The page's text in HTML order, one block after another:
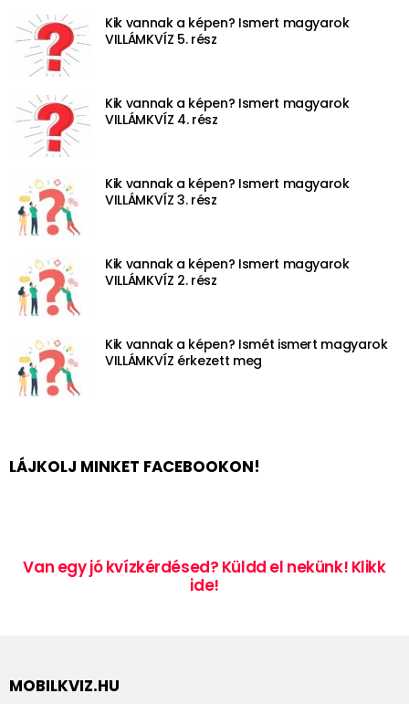
Kik vannak a képen? Ismert magyarok
VILLÁMKVÍZ 5. rész
Kik vannak a képen? Ismert magyarok
VILLÁMKVÍZ 4. rész
Kik vannak a képen? Ismert magyarok
VILLÁMKVÍZ 3. rész
Kik vannak a képen? Ismert magyarok
VILLÁMKVÍZ 2. rész
Kik vannak a képen? Ismét ismert magyarok
VILLÁMKVÍZ érkezett meg
LÁJKOLJ MINKET FACEBOOKON!
Van egy jó kvízkérdésed? Küldd el nekünk! Klikk
ide!
MOBILKVIZ.HU